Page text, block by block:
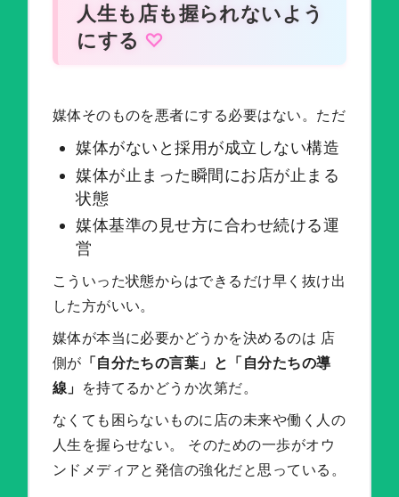
人生も店も握られないよう
にする
媒体そのものを悪者にする必要はない。ただ
媒体がないと採用が成立しない構造
媒体が止まった瞬間にお店が止まる
状態
媒体基準の見せ方に合わせ続ける運
営
こういった状態からはできるだけ早く抜け出
した方がいい。
媒体が本当に必要かどうかを決めるのは 店
側が 「自分たちの言葉」と「自分たちの導
線」 を持てるかどうか次第だ。
なくても困らないものに店の未来や働く人の
人生を握らせない。 そのための一歩がオウ
ンドメディアと発信の強化だと思っている。